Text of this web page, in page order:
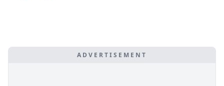
ADVERTISEMENT